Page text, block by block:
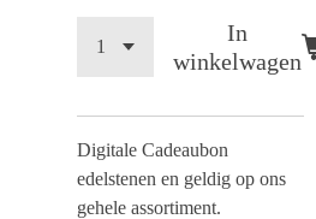
In
winkelwagen
Digitale Cadeaubon
edelstenen en geldig op ons
gehele assortiment.